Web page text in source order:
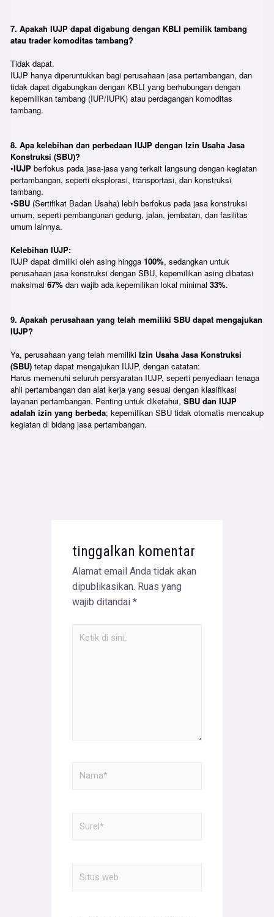
7. Apakah IUJP dapat digabung dengan KBLI pemilik tambang
atau trader komoditas tambang?
Tidak dapat.
IUJP hanya diperuntukkan bagi perusahaan jasa pertambangan, dan
tidak dapat digabungkan dengan KBLI yang berhubungan dengan
kepemilikan tambang (IUP/IUPK) atau perdagangan komoditas
tambang.
8. Apa kelebihan dan perbedaan IUJP dengan Izin Usaha Jasa
Konstruksi (SBU)?
•IUJP berfokus pada jasa-jasa yang terkait langsung dengan kegiatan
pertambangan, seperti eksplorasi, transportasi, dan konstruksi
tambang.
•SBU (Sertifikat Badan Usaha) lebih berfokus pada jasa konstruksi
umum, seperti pembangunan gedung, jalan, jembatan, dan fasilitas
umum lainnya.
Kelebihan IUJP:
IUJP dapat dimiliki oleh asing hingga 100%, sedangkan untuk
perusahaan jasa konstruksi dengan SBU, kepemilikan asing dibatasi
maksimal 67% dan wajib ada kepemilikan lokal minimal 33%.
9. Apakah perusahaan yang telah memiliki SBU dapat mengajukan
IUJP?
Ya, perusahaan yang telah memiliki Izin Usaha Jasa Konstruksi
(SBU) tetap dapat mengajukan IUJP, dengan catatan:
Harus memenuhi seluruh persyaratan IUJP, seperti penyediaan tenaga
ahli pertambangan dan alat kerja yang sesuai dengan klasifikasi
layanan pertambangan. Penting untuk diketahui, SBU dan IUJP
adalah izin yang berbeda; kepemilikan SBU tidak otomatis mencakup
kegiatan di bidang jasa pertambangan.
tinggalkan komentar
Alamat email Anda tidak akan
dipublikasikan. Ruas yang
wajib ditandai*